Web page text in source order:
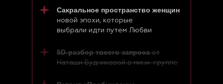
Сакральное пространство женщин
новой эпохи, которые
выбрали идти путем Любви
5D-разбор твоего запросаот
Наташи Будниковой в мини-группе